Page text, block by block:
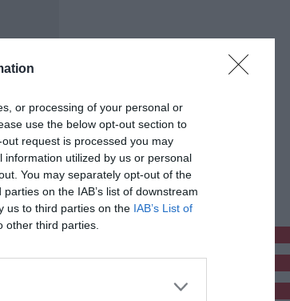
or processing of your personal or
use the below opt-out section to
request is processed you may
utilized by us or personal
You may separately opt-out of the
on the IAB’s list of downstream
us to third parties on the IAB’s List of
other third parties.
Pubblicità
pubblicità